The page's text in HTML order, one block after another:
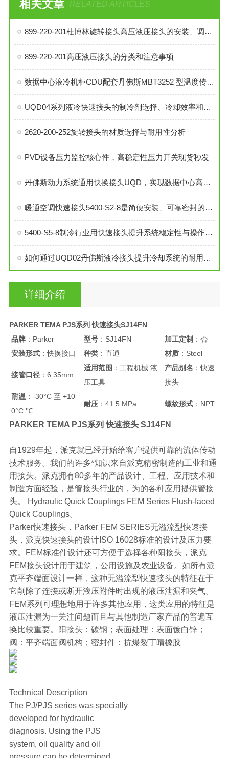
相关文章 RELATED ARTICLES
899-220-201杜博林旋转接头高压液压接头的安装、调试与维护技巧
899-220-201高压液压接头的分类和注意事项
数据中心液冷机柜CDU配套丹佛斯MBT3252 型温度传感器
UQD04系列液冷快速接头的制冷剂选择、冷却效率和可靠性分析
2620-200-252旋转接头的材质选择与耐用性分析
PVD设备压力监控核心件，高稳定性压力开关现货秒发
丹佛斯动力系统通用快换接头UQD，实现数据中心高效液冷
暖通空调快速接头5400-S2-8是简便安装、可靠密封的理想选择
5400-S5-8制冷行业用快速接头提升系统稳定性与操作便捷性
如何通过UQD02丹佛斯液冷接头提升冷却系统的耐用性？
详细介绍
PARKER TEMA PJS系列 快速接头SJ14FN
品牌：Parker 型号：SJ14FN 加工定制：否
安装形式：快换接口 种类：直通 材质：Steel
接管口径：6.35mm
适用范围 ：工程机械 液
压工具
产品别名 ：快速
接头
耐温 ：-30°C 至 +10
0°C ℃
耐压：41.5 MPa 螺纹形式：NPT
PARKER TEMA PJS系列 快速接头 SJ14FN
自1929年起，派克就已经开始给客户提供可靠的流体传动
技术服务。我们的许多*知识来自派克精密制造的工业和通
用接头。派克拥有80多年的产品设计、工程、应用技术和
制造方面经验，是管接头行业的，为的各种应用提供管接
头。 Hydraulic Quick Couplings FEM Series Flush-faced
Quick Couplings。
Parker快速接头，Parker FEM SERIES无溢流型快速接
头，派克快速接头的设计ISO 16028标准的设计及压力要
求。FEM标准件设计还可方便于选择各种阳接头，派克
FEM接头设计用于建筑，公用设施及农业设备。如所有派
克平齐端面设计一样，这种无溢流型快速接头的特征在于
它削除了连接或断开液压附件时出现的液压泄漏和夹气。
FEM系列可理想地用于许多其他应用，这类应用的特征是
液压泄漏为一关注问题而且与其他制造厂家产品的普遍互
换比较重要。阳接头：碳钢；表面处理：表面镀白锌；
阀：平齐端面阀机构；密封件：抗爆裂丁晴橡胶
Technical Description
The PJ/PJS series was specially
developed for hydraulic
diagnosis. Using the PJS
system, oil quality and oil